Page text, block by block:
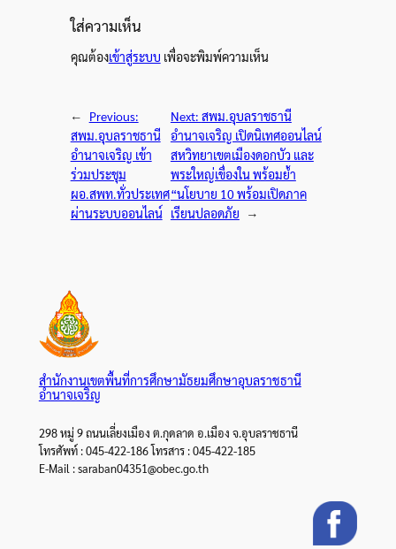
ใส่ความเห็น
คุณต้องเข้าสู่ระบบ เพื่อจะพิมพ์ความเห็น
←
Previous:
สพม.อุบลราชธานี
อำนาจเจริญ เข้า
ร่วมประชุม
ผอ.สพท.ทั่วประเทศ
ผ่านระบบออนไลน์
Next: สพม.อุบลราชธานี
อำนาจเจริญ เปิดนิเทศออนไลน์
สหวิทยาเขตเมืองดอกบัว และ
พระใหญ่เขื่องใน พร้อมย้ำ
“นโยบาย 10 พร้อมเปิดภาค
เรียนปลอดภัย
→
สำนักงานเขตพื้นที่การศึกษามัธยมศึกษาอุบลราชธานี
อำนาจเจริญ
298 หมู่ 9 ถนนเลี่ยงเมือง ต.กุดลาด อ.เมือง จ.อุบลราชธานี
โทรศัพท์ : 045-422-186 โทรสาร : 045-422-185
E-Mail : saraban04351@obec.go.th